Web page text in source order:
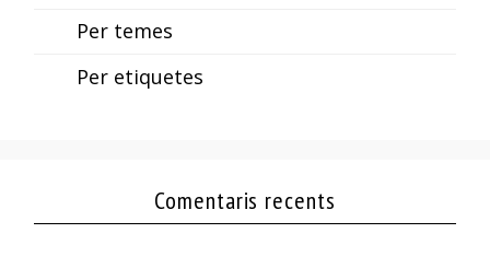
Per temes
Per etiquetes
Comentaris recents